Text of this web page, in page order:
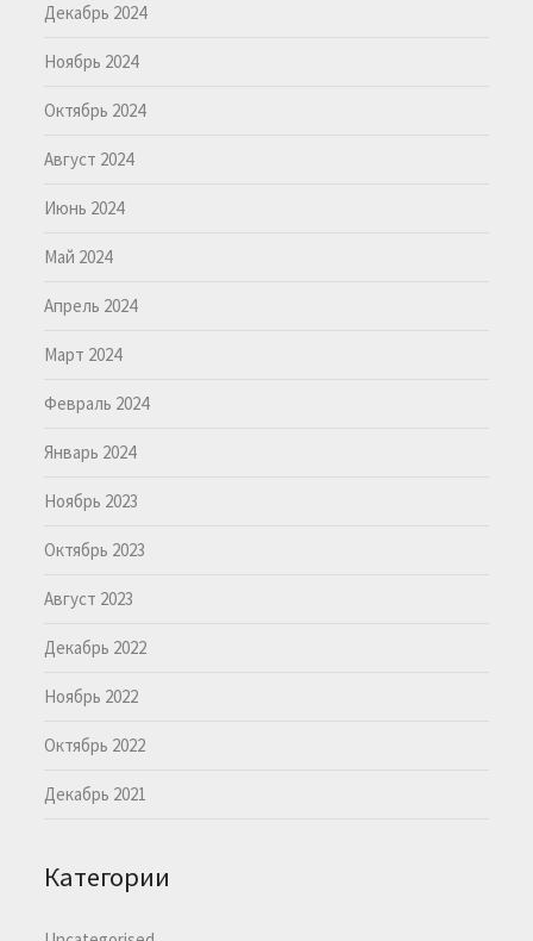
Декабрь 2024
Ноябрь 2024
Октябрь 2024
Август 2024
Июнь 2024
Май 2024
Апрель 2024
Март 2024
Февраль 2024
Январь 2024
Ноябрь 2023
Октябрь 2023
Август 2023
Декабрь 2022
Ноябрь 2022
Октябрь 2022
Декабрь 2021
Категории